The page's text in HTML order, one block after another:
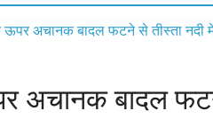
अचानक बादल